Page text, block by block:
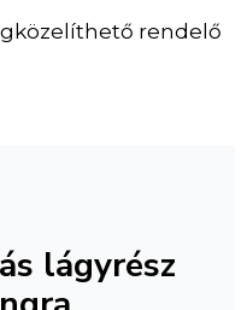
rendelő
lágyrész